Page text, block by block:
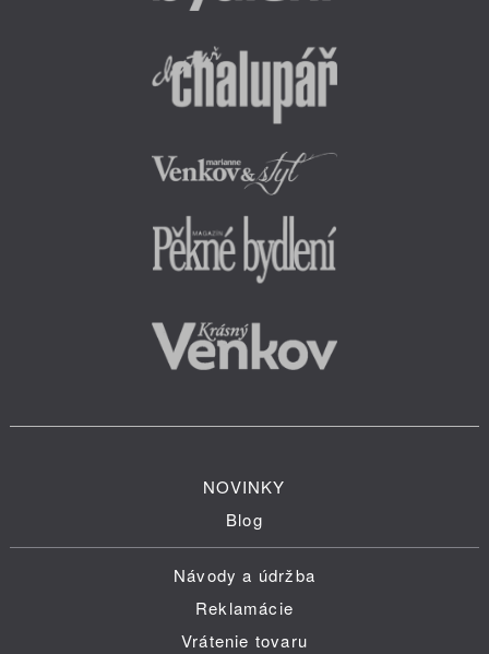
NOVINKY
Blog
Návody a údržba
Reklamácie
Vrátenie tovaru